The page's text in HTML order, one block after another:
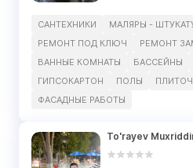
САНТЕХНИКИ МАЛЯРЫ -
РЕМОНТ ПОД КЛЮЧ
РЕМОНТ
ВАННЫЕ КОМНАТЫ
БАССЕЙНЫ
ГИПСОКАРТОН
ПОЛЫ
ФАСАДНЫЕ РАБОТЫ
To'rayev